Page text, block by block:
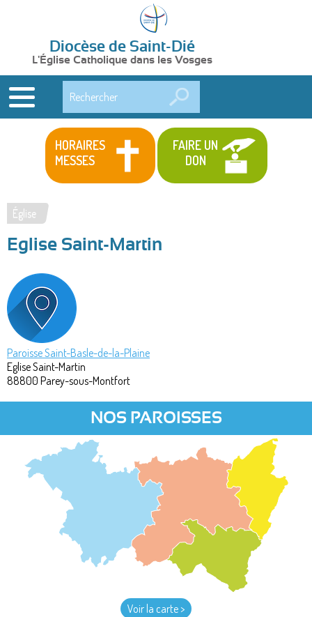
Diocèse de Saint-Dié
L'Église Catholique dans les Vosges
HORAIRES
MESSES
FAIRE UN
DON
Vous
êtes
ici
Église
Eglise Saint-Martin
Paroisse Saint-Basle-de-la-Plaine
Eglise Saint-Martin
88800 Parey-sous-Montfort
NOS PAROISSES
Voir la carte >